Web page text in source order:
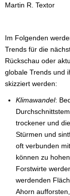
Martin R. Textor
Im Folgenden
Trends für die
Rückschau oder
globale Trends und
skizziert werden:
Klimawandel:
trockener und
Stürmen und
oft verbunden
können zu
Forstwirte
werdenden
Ahorn